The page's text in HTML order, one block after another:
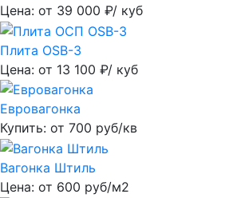
Цена: от 39 000 ₽/ куб
Плита OSB-3
Цена: от 13 100 ₽/ куб
Евровагонка
Купить: от 700 руб/кв
Вагонка Штиль
Цена: от 600 руб/м2